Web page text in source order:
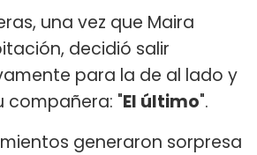
una vez que Maira
decidió salir
para la de al lado y
compañera: "El último".
generaron sorpresa